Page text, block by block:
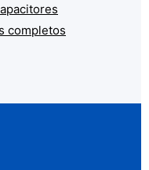
completos